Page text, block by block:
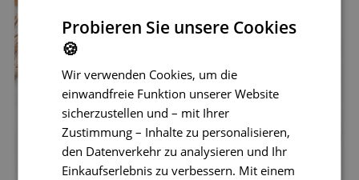
Probieren Sie unsere Cookies
🍪
Wir verwenden Cookies, um die
einwandfreie Funktion unserer Website
sicherzustellen und – mit Ihrer
Zustimmung – Inhalte zu personalisieren,
den Datenverkehr zu analysieren und Ihr
Einkaufserlebnis zu verbessern. Mit einem